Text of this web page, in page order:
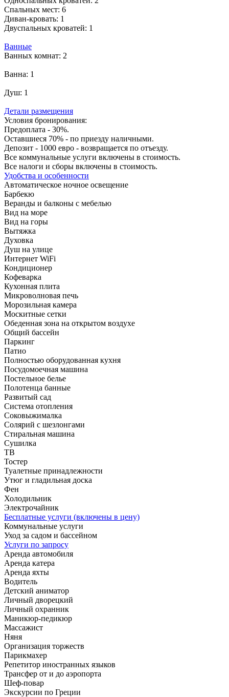
Спальных мест: 6
Диван-кровать: 1
Двуспальных кроватей: 1
Ванные
Ванных комнат: 2
Ванна: 1
Душ: 1
Детали размещения
Условия бронирования:
Предоплата - 30%.
Оставшиеся 70% - по приезду наличными.
Депозит - 1000 евро - возвращается по отъезду.
Все коммунальные услуги включены в стоимость.
Все налоги и сборы включены в стоимость.
Удобства и особенности
Автоматическое ночное освещение
Барбекю
Веранды и балконы с мебелью
Вид на море
Вид на горы
Вытяжка
Духовка
Душ на улице
Интернет WiFi
Кондиционер
Кофеварка
Кухонная плита
Микроволновая печь
Морозильная камера
Москитные сетки
Обеденная зона на открытом воздухе
Общий бассейн
Паркинг
Патио
Полностью оборудованная кухня
Посудомоечная машина
Постельное белье
Полотенца банные
Развитый сад
Система отопления
Соковыжималка
Солярий с шезлонгами
Стиральная машина
Сушилка
ТВ
Тостер
Туалетные принадлежности
Утюг и гладильная доска
Фен
Холодильник
Электрочайник
Бесплатные услуги (включены в цену)
Коммунальные услуги
Уход за садом и бассейном
Услуги по запросу
Аренда автомобиля
Аренда катера
Аренда яхты
Водитель
Детский аниматор
Личный дворецкий
Личный охранник
Маникюр-педикюр
Массажист
Няня
Организация торжеств
Парикмахер
Репетитор иностранных языков
Трансфер от и до аэропорта
Шеф-повар
Экскурсии по Греции